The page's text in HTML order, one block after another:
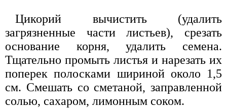
Цикорий вычистить (удалить
загрязненные части листьев), срезать
основание корня, удалить семена.
Тщательно промыть листья и нарезать их
поперек полосками шириной около 1,5
см. Смешать со сметаной, заправленной
солью, сахаром, лимонным соком.